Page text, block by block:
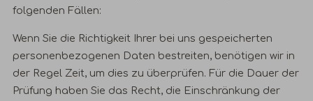
folgenden Fällen:
Wenn Sie die Richtigkeit Ihrer bei uns gespeicherten
personenbezogenen Daten bestreiten, benötigen wir in
der Regel Zeit, um dies zu überprüfen. Für die Dauer der
Prüfung haben Sie das Recht, die Einschränkung der